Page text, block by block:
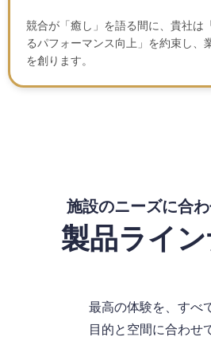
競合が「癒し」を語る間に、貴社は
るパフォーマンス向上」を約束し、
を創ります。
施設のニーズに合
製品ライ
最高の体験を、すべ
目的と空間に合わせ